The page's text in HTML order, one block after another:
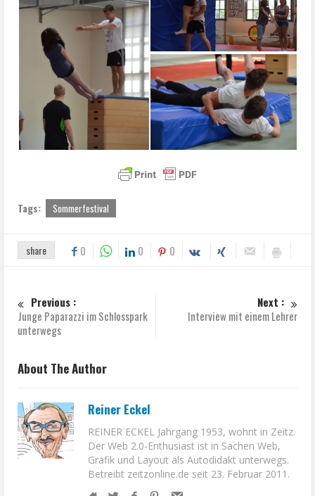
Tags: Sommerfestival
share 0 0 0
Previous :
Junge Paparazzi im Schlosspark
unterwegs
Next :
Interview mit einem Lehrer
About The Author
Reiner Eckel
REINER ECKEL Jahrgang 1953, wohnt in Zeitz.
Der Web 2.0-Enthusiast ist in Sachen Web,
Grafik und Layout als Autodidakt unterwegs.
Betreibt zeitzonline.de seit 23. Februar 2011.